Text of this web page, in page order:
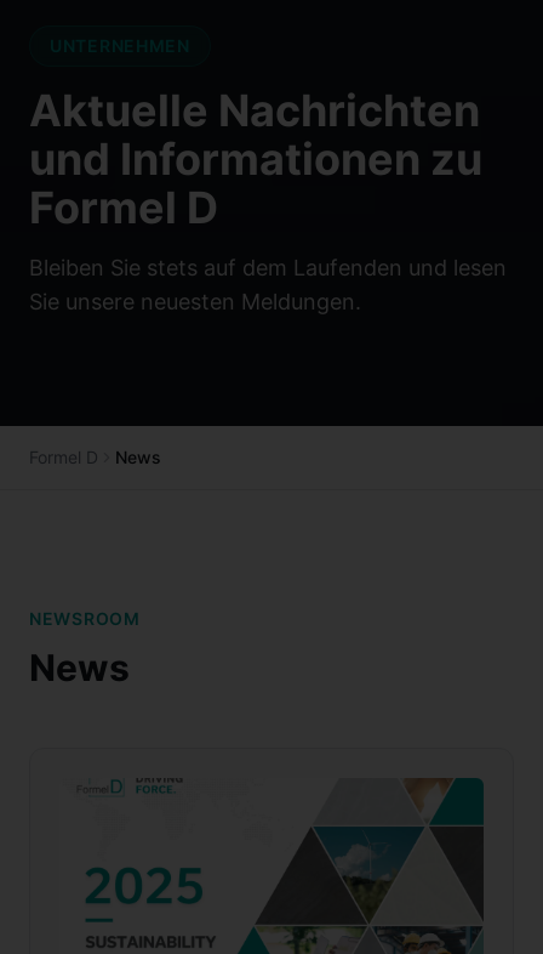
Aktuelle Nachrichten
und Informationen zu
Formel D
Bleiben Sie stets auf dem Laufenden und lesen
Sie unsere neuesten Meldungen.
Formel D News
NEWSROOM
News